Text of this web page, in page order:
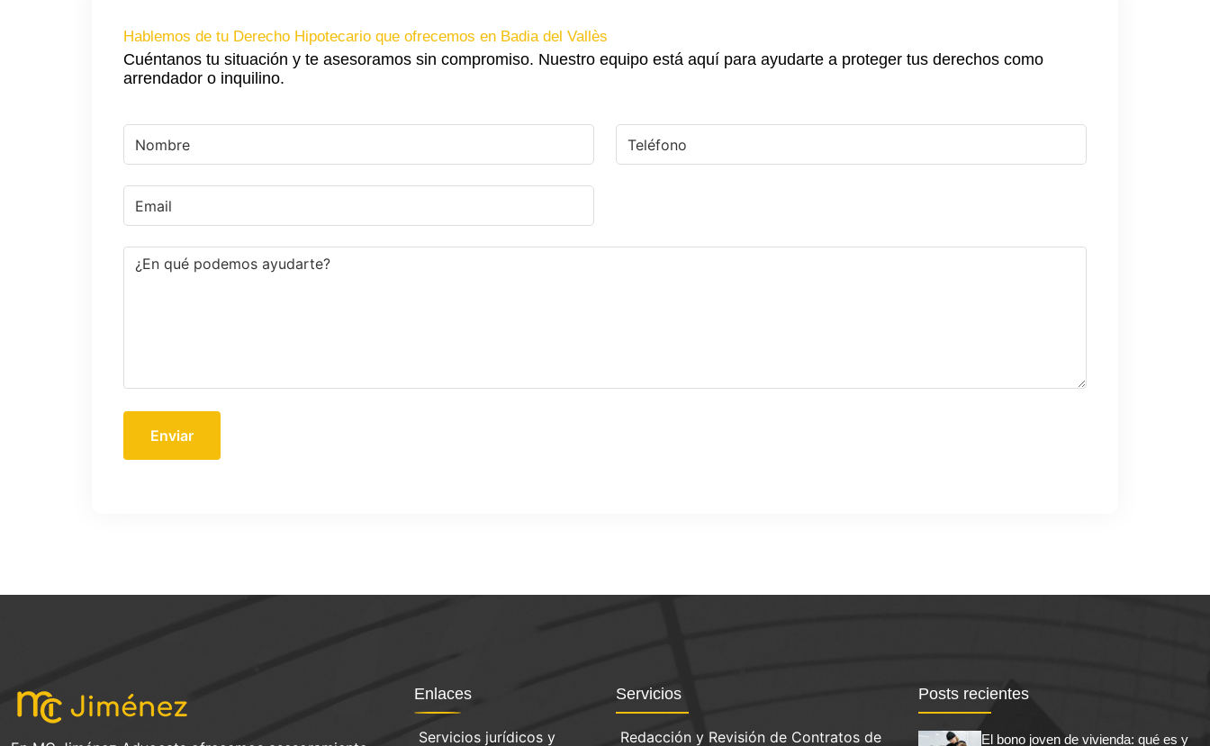
Hablemos de tu Derecho Hipotecario que ofrecemos en Badia del Vallès
Cuéntanos tu situación y te asesoramos sin compromiso. Nuestro equipo está aquí para ayudarte a proteger tus derechos como
arrendador o inquilino.
Enviar
Enlaces
Servicios jurídicos y
Servicios
Redacción y Revisión de Contratos de
Posts recientes
El bono joven de vivienda: qué es y